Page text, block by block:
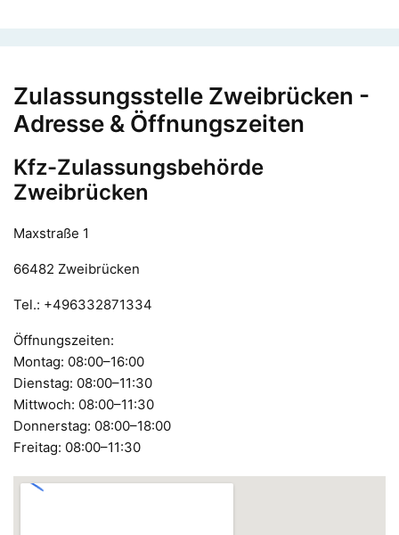
Zulassungsstelle Zweibrücken -
Adresse & Öffnungszeiten
Kfz-Zulassungsbehörde
Zweibrücken
Maxstraße 1
66482 Zweibrücken
Tel.: +496332871334
Öffnungszeiten:
Montag: 08:00–16:00
Dienstag: 08:00–11:30
Mittwoch: 08:00–11:30
Donnerstag: 08:00–18:00
Freitag: 08:00–11:30